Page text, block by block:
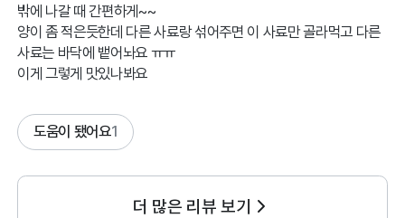
밖에 나갈 때 간편하게~~
양이 좀 적은듯한데 다른 사료랑 섞어주면 이 사료만 골라먹고 다른
사료는 바닥에 뱉어놔요 ㅠㅠ
이게 그렇게 맛있나봐요
도움이 됐어요1
더 많은 리뷰 보기